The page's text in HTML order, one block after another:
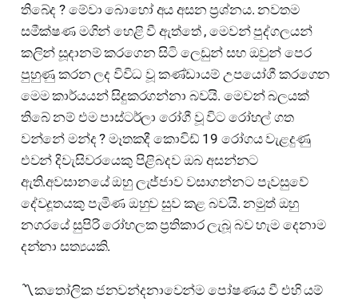
තිබේද ? මේවා බොහෝ අය අසන ප්‍රශ්නය. නවතම
සමීක්ෂණ මගින් හෙළි වී ඇත්තේ , මෙවන් පුද්ගලයන්
කලින් සූදානම් කරගෙන සිටි ලෙඩුන් සහ ඔවුන් පෙර
පුහුණු කරන ලද විවිධ වූ කණ්ඩායම් උපයෝගී කරගෙන
මෙම කාර්යයන් සිදුකරගන්නා බවයි. මෙවන් බලයක්
තිබේ නම් එම පාස්ටර්ලා රෝගී වූ විට රෝහල් ගත
වන්නේ මන්ද ? මෑතකදී කොවිඩ් 19 රෝගය වැළදුණු
එවන් දිවැසිවරයෙකු පිළිබදව ඔබ අසන්නට
ඇති.අවසානයේ ඔහු ලැජ්ජාව වසාගන්නට පැවසුවේ
දේවදූතයකු පැමිණ ඔහුව සුව කළ බවයි. නමුත් ඔහු
නගරයේ සුපිරි රෝහලක ප්‍රතිකාර ලැබූ බව හැම දෙනාම
දන්නා සත්‍යයකි.
〽️කතෝලික ජනවන්දනාවෙන්ම පෝෂණය වී එහි යම්